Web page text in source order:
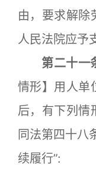
由，要求解除
人民法院应予
第二十一
情形】用人单
后，有下列情
同法第四十八
续履行”: